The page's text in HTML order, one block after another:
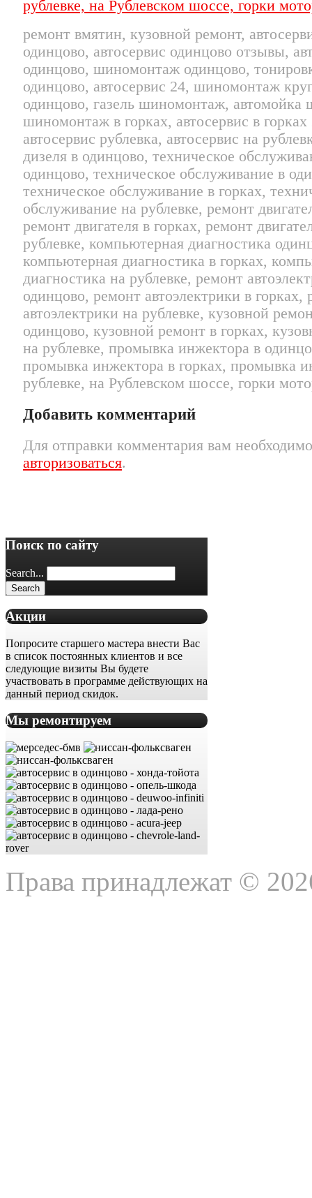
ремонт вмятин, кузовной ремонт,
одинцово, автосервис одинцово отзывы,
одинцово, шиномонтаж одинцово,
одинцово, автосервис 24, шиномонтаж
одинцово, газель шиномонтаж,
шиномонтаж в горках, автосервис в горках
автосервис рублевка, автосервис на
дизеля в одинцово, техническое
одинцово, техническое обслуживание в
техническое обслуживание в горках,
обслуживание на рублевке, ремонт
ремонт двигателя в горках, ремонт
рублевке, компьютерная диагностика
компьютерная диагностика в горках,
диагностика на рублевке, ремонт
одинцово, ремонт автоэлектрики в горках,
автоэлектрики на рублевке, кузовной
одинцово, кузовной ремонт в горках,
на рублевке, промывка инжектора в
промывка инжектора в горках, промывка
рублевке, на Рублевском шоссе, горки
Добавить комментарий
Для отправки комментария вам необходимо
авторизоваться.
Поиск по сайту
Search...
Акции
Попросите старшего мастера внести Вас
в список постоянных клиентов и все
следующие визиты Вы будете
участвовать в программе действующих на
данный период скидок.
Мы ремонтируем
Права принадлежат ©